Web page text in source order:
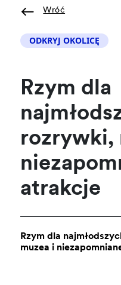
Wróć
ODKRYJ OKOLICĘ
Rzym dla
rozrywki,
atrakcje
Rzym dla
muzea i